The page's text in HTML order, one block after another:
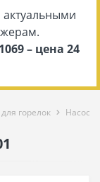
– цена 24
горелок Насосы